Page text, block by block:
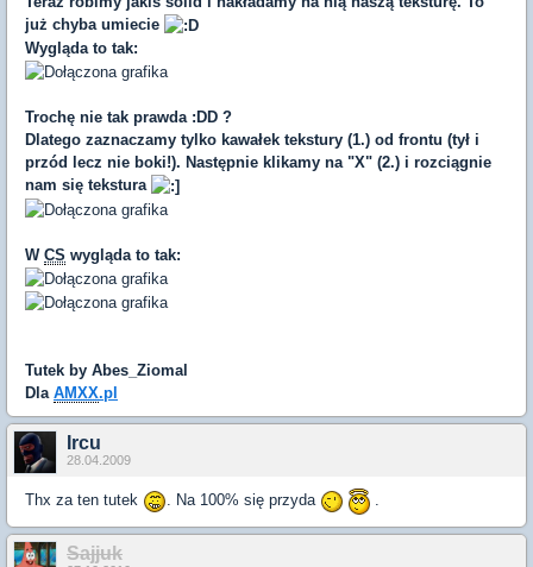
już chyba umiecie
Wygląda to tak:
Trochę nie tak prawda :DD ?
Dlatego zaznaczamy tylko kawałek tekstury (1.) od frontu (tył i
przód lecz nie boki!). Następnie klikamy na "X" (2.) i rozciągnie
nam się tekstura
W CS wygląda to tak:
Tutek by Abes_Ziomal
Dla AMXX.pl
Ircu
28.04.2009
Thx za ten tutek . Na 100% się przyda .
Sajjuk